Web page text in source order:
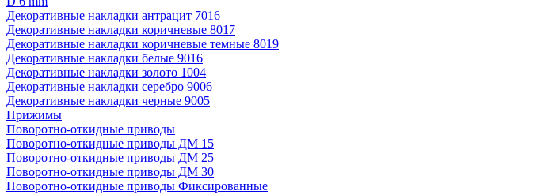
Декоративные накладки антрацит 7016
Декоративные накладки коричневые 8017
Декоративные накладки коричневые темные 8019
Декоративные накладки белые 9016
Декоративные накладки золото 1004
Декоративные накладки серебро 9006
Декоративные накладки черные 9005
Прижимы
Поворотно-откидные приводы
Поворотно-откидные приводы ДМ 15
Поворотно-откидные приводы ДМ 25
Поворотно-откидные приводы ДМ 30
Поворотно-откидные приводы Фиксированные